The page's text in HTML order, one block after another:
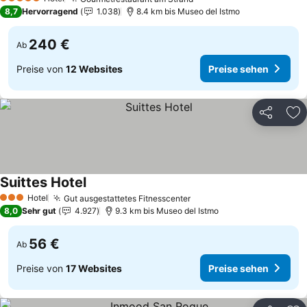
5 Sterne
8,7 Hervorragend 1.038 8.4 km bis Museo del Istmo
Ab 240 €
Preise von 12 Websites Preise sehen
Teilen
3 SterneHotel Gut ausgestattetes FitnesscenterPreise sehen
Suittes HotelPreise sehen
8,0 Sehr gut 4.927 9.3 km bis Museo del Istmo
Ab 56 €
Preise von 17 Websites Preise sehen